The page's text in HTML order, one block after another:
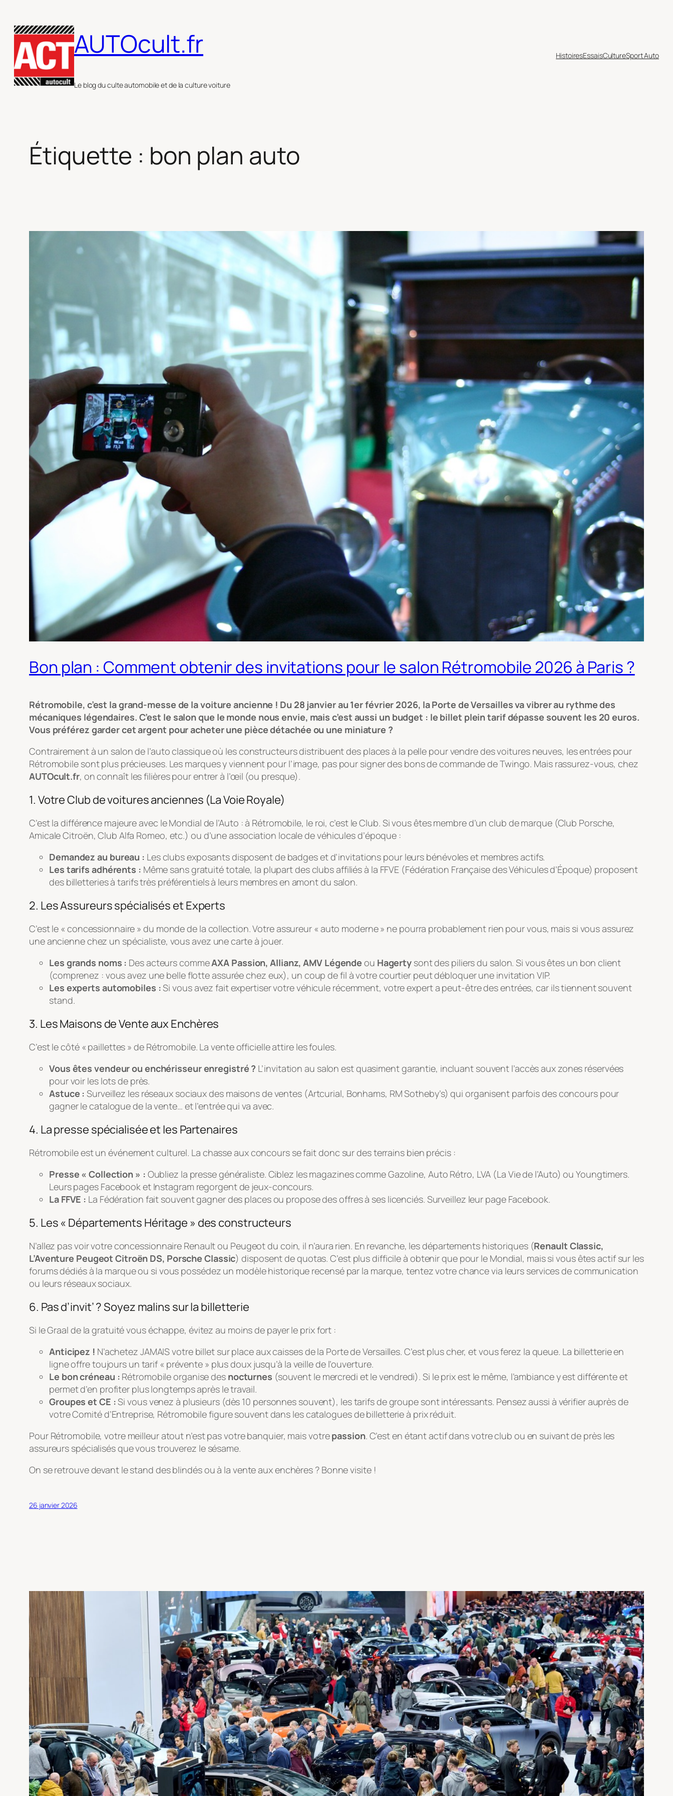
au
contenu
AUTOcult.fr
Le blog du culte automobile et de la culture voiture
HistoiresEssaisCultureSport Auto
Étiquette : bon plan auto
Bon plan : Comment obtenir des invitations pour le salon Rétromobile 2026 à Paris ?
Rétromobile, c’est la grand-messe de la voiture ancienne ! Du 28 janvier au 1er février 2026, la Porte de Versailles va vibrer au rythme des
mécaniques légendaires. C’est le salon que le monde nous envie, mais c’est aussi un budget : le billet plein tarif dépasse souvent les 20 euros.
Vous préférez garder cet argent pour acheter une pièce détachée ou une miniature ?
Contrairement à un salon de l’auto classique où les constructeurs distribuent des places à la pelle pour vendre des voitures neuves, les entrées pour
Rétromobile sont plus précieuses. Les marques y viennent pour l’image, pas pour signer des bons de commande de Twingo. Mais rassurez-vous, chez
AUTOcult.fr, on connaît les filières pour entrer à l’œil (ou presque).
1. Votre Club de voitures anciennes (La Voie Royale)
C’est la différence majeure avec le Mondial de l’Auto : à Rétromobile, le roi, c’est le Club. Si vous êtes membre d’un club de marque (Club Porsche,
Amicale Citroën, Club Alfa Romeo, etc.) ou d’une association locale de véhicules d’époque :
Demandez au bureau : Les clubs exposants disposent de badges et d’invitations pour leurs bénévoles et membres actifs.
Les tarifs adhérents : Même sans gratuité totale, la plupart des clubs affiliés à la FFVE (Fédération Française des Véhicules d’Époque) proposent
des billetteries à tarifs très préférentiels à leurs membres en amont du salon.
2. Les Assureurs spécialisés et Experts
C’est le « concessionnaire » du monde de la collection. Votre assureur « auto moderne » ne pourra probablement rien pour vous, mais si vous assurez
une ancienne chez un spécialiste, vous avez une carte à jouer.
Les grands noms : Des acteurs commeAXA Passion, Allianz, AMV Légende ou Hagerty sont des piliers du salon. Si vous êtes un bon client
(comprenez : vous avez une belle flotte assurée chez eux), un coup de fil à votre courtier peut débloquer une invitation VIP.
Les experts automobiles : Si vous avez fait expertiser votre véhicule récemment, votre expert a peut-être des entrées, car ils tiennent souvent
stand.
3. Les Maisons de Vente aux Enchères
C’est le côté « paillettes » de Rétromobile. La vente officielle attire les foules.
Vous êtes vendeur ou enchérisseur enregistré ? L’invitation au salon est quasiment garantie, incluant souvent l’accès aux zones réservées
pour voir les lots de près.
Astuce : Surveillez les réseaux sociaux des maisons de ventes (Artcurial, Bonhams, RM Sotheby’s) qui organisent parfois des concours pour
gagner le catalogue de la vente… et l’entrée qui va avec.
4. La presse spécialisée et les Partenaires
Rétromobile est un événement culturel. La chasse aux concours se fait donc sur des terrains bien précis :
Presse « Collection » : Oubliez la presse généraliste. Ciblez les magazines commeGazoline, Auto Rétro, LVA (La Vie de l’Auto) ouYoungtimers.
Leurs pages Facebook et Instagram regorgent de jeux-concours.
La FFVE : La Fédération fait souvent gagner des places ou propose des offres à ses licenciés. Surveillez leur page Facebook.
5. Les « Départements Héritage » des constructeurs
N’allez pas voir votre concessionnaire Renault ou Peugeot du coin, il n’aura rien. En revanche, les départements historiques (Renault Classic,
L’Aventure Peugeot Citroën DS, Porsche Classic) disposent de quotas. C’est plus difficile à obtenir que pour le Mondial, mais si vous êtes actif sur les
forums dédiés à la marque ou si vous possédez un modèle historique recensé par la marque, tentez votre chance via leurs services de communication
ou leurs réseaux sociaux.
6. Pas d’invit’ ? Soyez malins sur la billetterie
Si le Graal de la gratuité vous échappe, évitez au moins de payer le prix fort :
Anticipez ! N’achetez JAMAIS votre billet sur place aux caisses de la Porte de Versailles. C’est plus cher, et vous ferez la queue. La billetterie en
ligne offre toujours un tarif « prévente » plus doux jusqu’à la veille de l’ouverture.
Le bon créneau : Rétromobile organise des nocturnes (souvent le mercredi et le vendredi). Si le prix est le même, l’ambiance y est différente et
permet d’en profiter plus longtemps après le travail.
Groupes et CE : Si vous venez à plusieurs (dès 10 personnes souvent), les tarifs de groupe sont intéressants. Pensez aussi à vérifier auprès de
votre Comité d’Entreprise, Rétromobile figure souvent dans les catalogues de billetterie à prix réduit.
Pour Rétromobile, votre meilleur atout n’est pas votre banquier, mais votrepassion. C’est en étant actif dans votre club ou en suivant de près les
assureurs spécialisés que vous trouverez le sésame.
On se retrouve devant le stand des blindés ou à la vente aux enchères ? Bonne visite !
26 janvier 2026